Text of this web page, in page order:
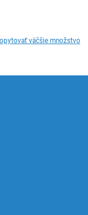
väčšie množstvo